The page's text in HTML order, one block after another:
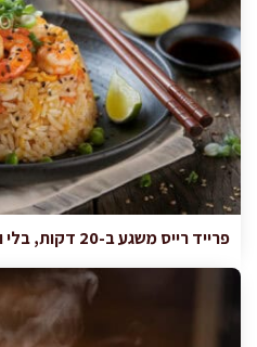
פרייד רייס משגע ב-20 דקות, בלי ווק בכלל